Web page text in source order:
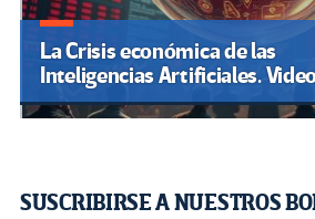
La Crisis económica de las
Inteligencias Artificiales.
SUSCRIBIRSE A NUESTROS